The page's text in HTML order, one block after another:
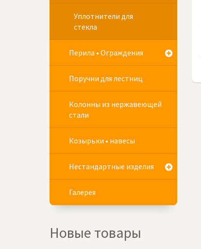
Уплотнители для
стекла
Перила • Ограждения
Поручни для лестниц
Колонны из нержавеющей
стали
Козырьки • навесы
Нестандартные изделия
Галерея
Новые товары